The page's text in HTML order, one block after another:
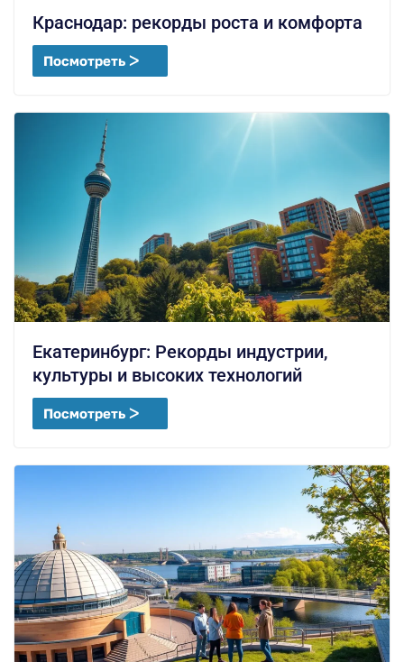
Краснодар: рекорды роста и комфорта
Посмотреть ᐳ
Екатеринбург: Рекорды индустрии,
культуры и высоких технологий
Посмотреть ᐳ